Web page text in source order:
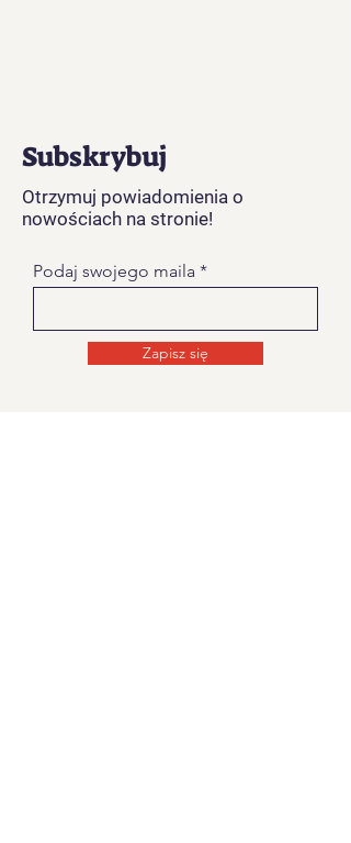
Subskrybuj
Otrzymuj powiadomienia o
nowościach na stronie!
Podaj swojego maila
Zapisz się